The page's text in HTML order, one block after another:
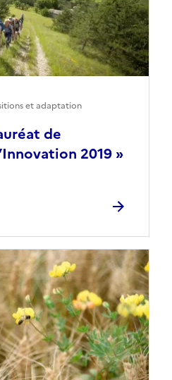
de
2019 »
et adaptation